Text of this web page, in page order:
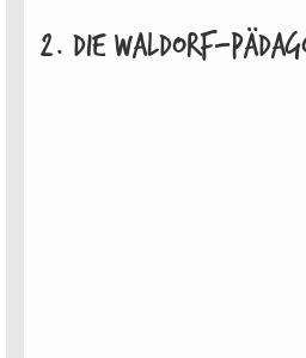
2. Die Waldorf-